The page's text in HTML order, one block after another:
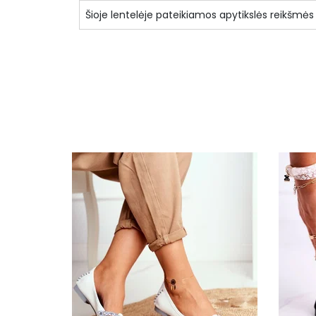
Šioje lentelėje pateikiamos apytikslės reikšmės
Kulno tipas
Užsegimo tipas
Vidpadis
Apsiuvimas
Padas